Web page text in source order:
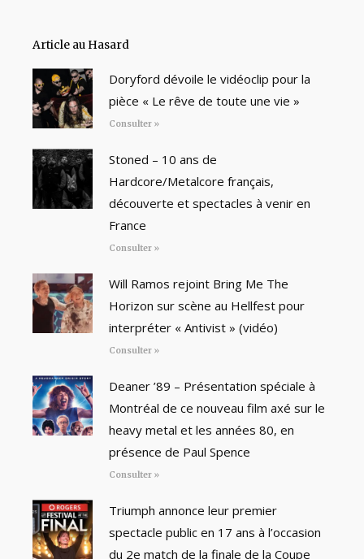
Article au Hasard
Doryford dévoile le vidéoclip pour la
pièce « Le rêve de toute une vie »
Consulter »
Stoned – 10 ans de
Hardcore/Metalcore français,
découverte et spectacles à venir en
France
Consulter »
Will Ramos rejoint Bring Me The
Horizon sur scène au Hellfest pour
interpréter « Antivist » (vidéo)
Consulter »
Deaner ’89 – Présentation spéciale à
Montréal de ce nouveau film axé sur le
heavy metal et les années 80, en
présence de Paul Spence
Consulter »
Triumph annonce leur premier
spectacle public en 17 ans à l’occasion
du 2e match de la finale de la Coupe